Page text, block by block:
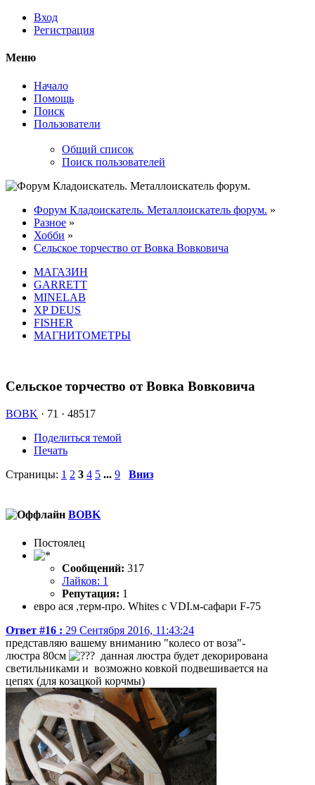
Вход
Регистрация
Меню
Начало
Помощь
Поиск
Пользователи
Общий список
Поиск пользователей
Форум Кладоискатель. Металлоискатель форум. »
Разное »
Хобби »
Сельское торчество от Вовка Вовковича
МАГАЗИН
GARRETT
MINELAB
XP DEUS
FISHER
МАГНИТОМЕТРЫ
Сельское торчество от Вовка Вовковича
BOBK · 71 · 48517
Поделиться темой
Печать
Страницы: 1 2 3 4 5 ... 9 Вниз
BOBK
Постоялец
Сообщений: 317
Лайков: 1
Репутация: 1
евро ася ,терм-про. Whites c VDI.м-сафари F-75
Ответ #16 : 29 Сентября 2016, 11:43:24
представляю вашему вниманию "колесо от воза"-
люстра 80см
данная люстра будет декорирована
светильниками и возможно ковкой подвешивается на
цепях (для козацкой корчмы)